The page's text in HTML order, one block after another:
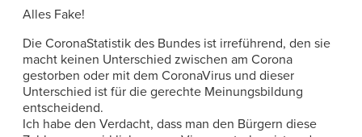
Alles Fake!
Die CoronaStatistik des Bundes ist irreführend, den sie
macht keinen Unterschied zwischen am Corona
gestorben oder mit dem CoronaVirus und dieser
Unterschied ist für die gerechte Meinungsbildung
entscheidend.
Ich habe den Verdacht, dass man den Bürgern diese